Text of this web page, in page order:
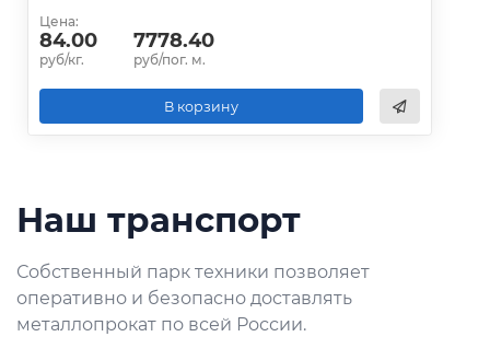
Цена:
84.00
руб/кг.
7778.40
руб/пог. м.
В корзину
Наш транспорт
Собственный парк техники позволяет
оперативно и безопасно доставлять
металлопрокат по всей России.